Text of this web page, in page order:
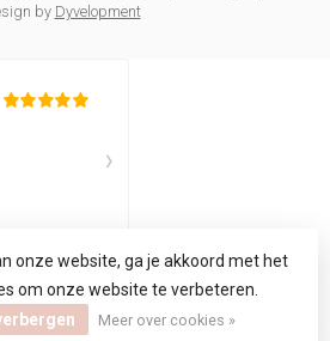
by Dyvelopment
onze website, ga je akkoord met het
om onze website te verbeteren.
Meer over cookies »